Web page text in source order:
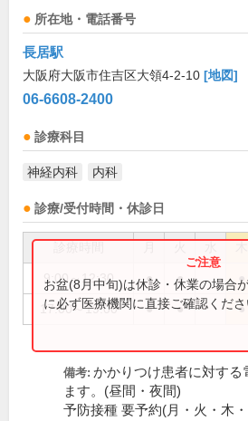
所在地・電話番号
長居駅
大阪府大阪市住吉区大領4-2-10 [地図]
06-6608-2400
診療科目
神経内科 内科
診療/受付時間・休診日
9:00～12:30 ● ● ●
17:00～19:00 ● ● ●
お盆(8月中旬)は休診・休業の場合
に必ず医療機関に直接ご確認くださ
備考: かかりつけ患者に対する
ます。(昼間・夜間)
予防接種 要予約(月・火・木